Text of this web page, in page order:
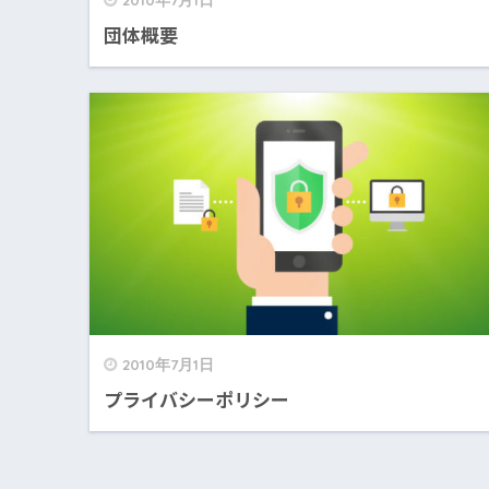
団体概要
2010年7月1日
プライバシーポリシー